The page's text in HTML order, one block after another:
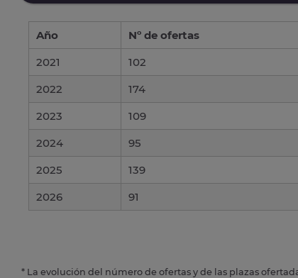
Año Nº de ofertas
2021
102
2022
174
2023
109
2024
95
2025
139
2026
91
* La evolución del número de ofertas y de las plazas